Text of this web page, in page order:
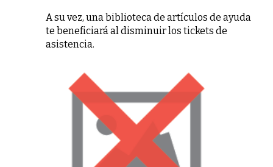
A su vez, una biblioteca de artículos de ayuda
te beneficiará al disminuir los tickets de
asistencia.